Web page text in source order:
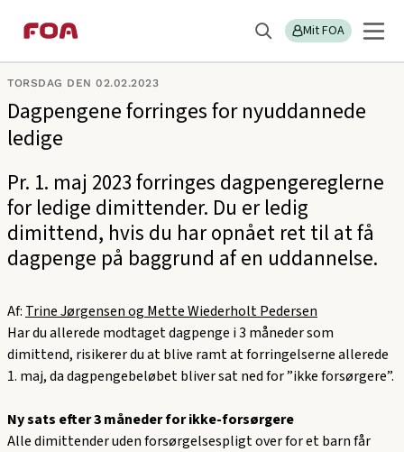
til
hovedindhold
til
hovedmenu
Søg Mit FOA
menu
Nyheder - FOAs A-kasse
TORSDAG DEN 02.02.2023
Dagpengene forringes for nyuddannede
ledige
Pr. 1. maj 2023 forringes dagpengereglerne
for ledige dimittender. Du er ledig
dimittend, hvis du har opnået ret til at få
dagpenge på baggrund af en uddannelse.
Af: Trine Jørgensen og Mette Wiederholt Pedersen
Har du allerede modtaget dagpenge i 3 måneder som
dimittend, risikerer du at blive ramt at forringelserne allerede
1. maj, da dagpengebeløbet bliver sat ned for ”ikke forsørgere”.
Ny sats efter 3 måneder for ikke-forsørgere
Alle dimittender uden forsørgelsespligt over for et barn får